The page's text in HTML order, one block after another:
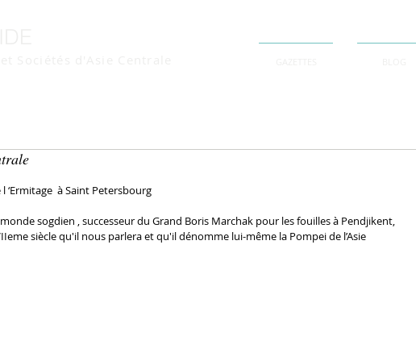
‘Ermitage  à Saint Petersbourg
sogdien , successeur du Grand Boris Marchak pour les fouilles à Pendjikent,
siècle qu'il nous parlera et qu'il dénomme lui-même la Pompei de l’Asie